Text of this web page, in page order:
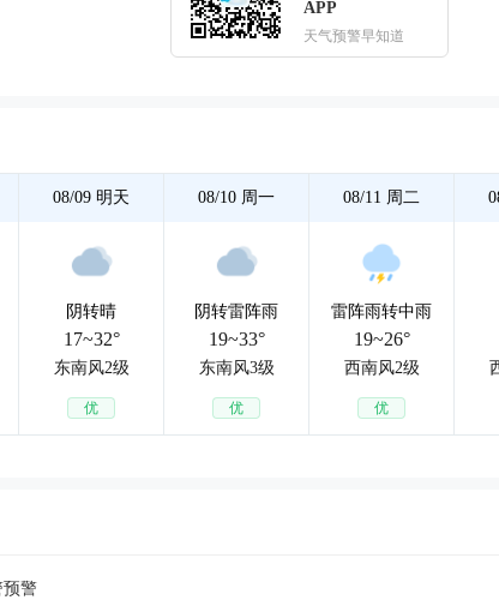
APP
天气预警早知道
08/09 明天
阴转晴
17~32°
东南风2级
优
08/10 周一
阴转雷阵雨
19~33°
东南风3级
优
08/11 周二
雷阵雨转中雨
19~26°
西南风2级
优
预警